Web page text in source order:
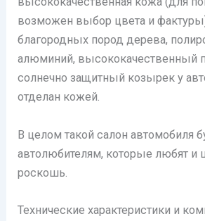
возможен выбор цвета и
благородных пород дерева,
алюминий, высококачественный
солнечно защитный козырек у
отделан кожей.
В целом такой салон автомобиля
автолюбителям, которые любят и
роскошь.
Технические характеристики и